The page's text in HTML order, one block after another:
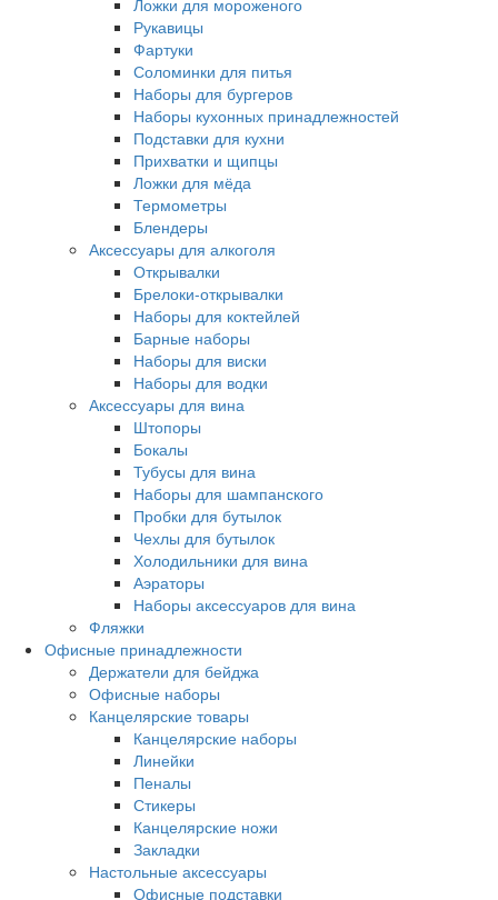
Ложки для мороженого
Рукавицы
Фартуки
Соломинки для питья
Наборы для бургеров
Наборы кухонных принадлежностей
Подставки для кухни
Прихватки и щипцы
Ложки для мёда
Термометры
Блендеры
Аксессуары для алкоголя
Открывалки
Брелоки-открывалки
Наборы для коктейлей
Барные наборы
Наборы для виски
Наборы для водки
Аксессуары для вина
Штопоры
Бокалы
Тубусы для вина
Наборы для шампанского
Пробки для бутылок
Чехлы для бутылок
Холодильники для вина
Аэраторы
Наборы аксессуаров для вина
Фляжки
Офисные принадлежности
Держатели для бейджа
Офисные наборы
Канцелярские товары
Канцелярские наборы
Линейки
Пеналы
Стикеры
Канцелярские ножи
Закладки
Настольные аксессуары
Офисные подставки